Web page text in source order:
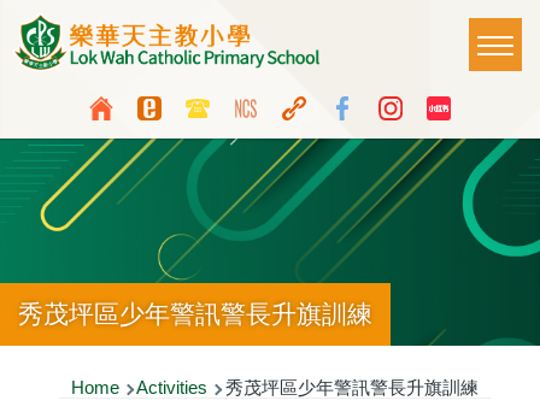
Skip to main content
Top
Media
Icon
Button
Language
switcher
Main
秀茂坪區少年警訊警長升旗訓練
Breadcrumb
Home Activities 秀茂坪區少年警訊警長升旗訓練